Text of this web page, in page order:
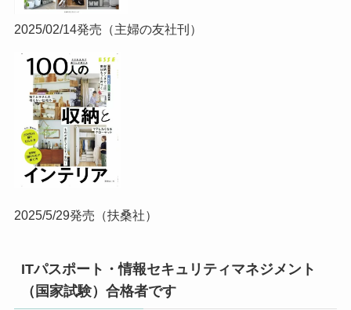
2025/02/14発売（主婦の友社刊）
2025/5/29発売（扶桑社）
ITパスポート・情報セキュリティマネジメント
（国家試験）合格者です